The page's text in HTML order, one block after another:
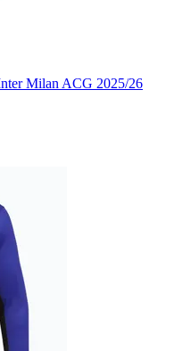
Milan ACG 2025/26